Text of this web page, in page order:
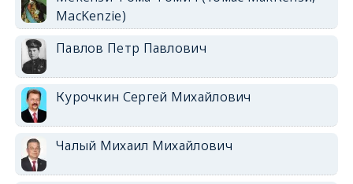
MacKenzie)
Павлов Петр Павлович
Курочкин Сергей Михайлович
Чалый Михаил Михайлович